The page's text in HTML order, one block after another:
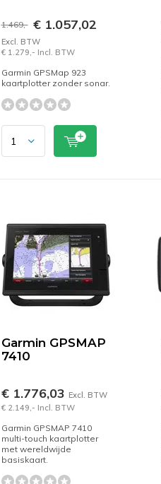
1.469,- € 1.057,02
Excl. BTW
€ 1.279,- Incl. BTW
Garmin GPSMap 923
kaartplotter zonder sonar.
Garmin GPSMAP
7410
€ 1.776,03 Excl. BTW
€ 2.149,- Incl. BTW
Garmin GPSMAP 7410
multi-touch kaartplotter
met wereldwijde
basiskaart.